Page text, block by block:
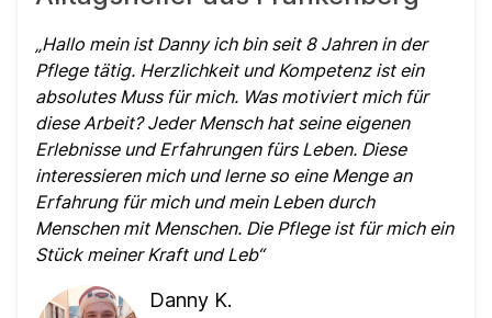
Hallo mein ist Danny ich bin seit 8 Jahren in der
Pflege tätig. Herzlichkeit und Kompetenz ist ein
absolutes Muss für mich. Was motiviert mich für
diese Arbeit? Jeder Mensch hat seine eigenen
Erlebnisse und Erfahrungen fürs Leben. Diese
interessieren mich und lerne so eine Menge an
Erfahrung für mich und mein Leben durch
Menschen mit Menschen. Die Pflege ist für mich ein
Stück meiner Kraft und Leb
Danny K.